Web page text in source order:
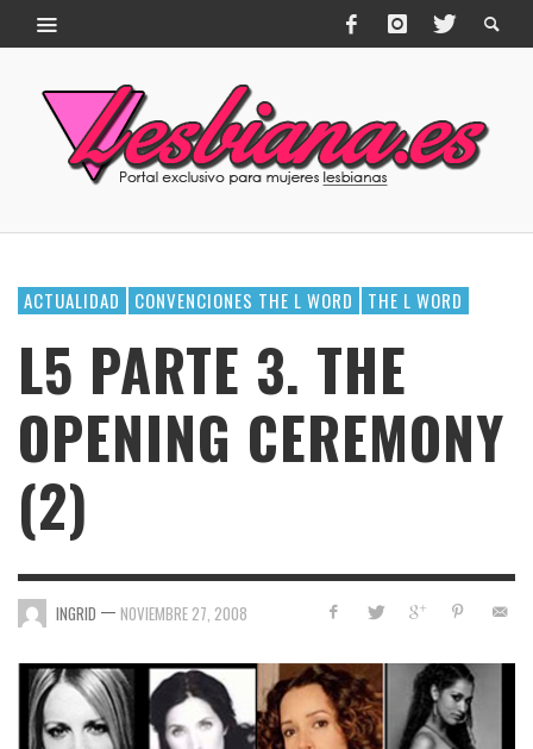
ACTUALIDAD CONVENCIONES THE L WORD THE L WORD
L5 PARTE 3. THE
OPENING CEREMONY
(2)
INGRID — NOVIEMBRE 27, 2008